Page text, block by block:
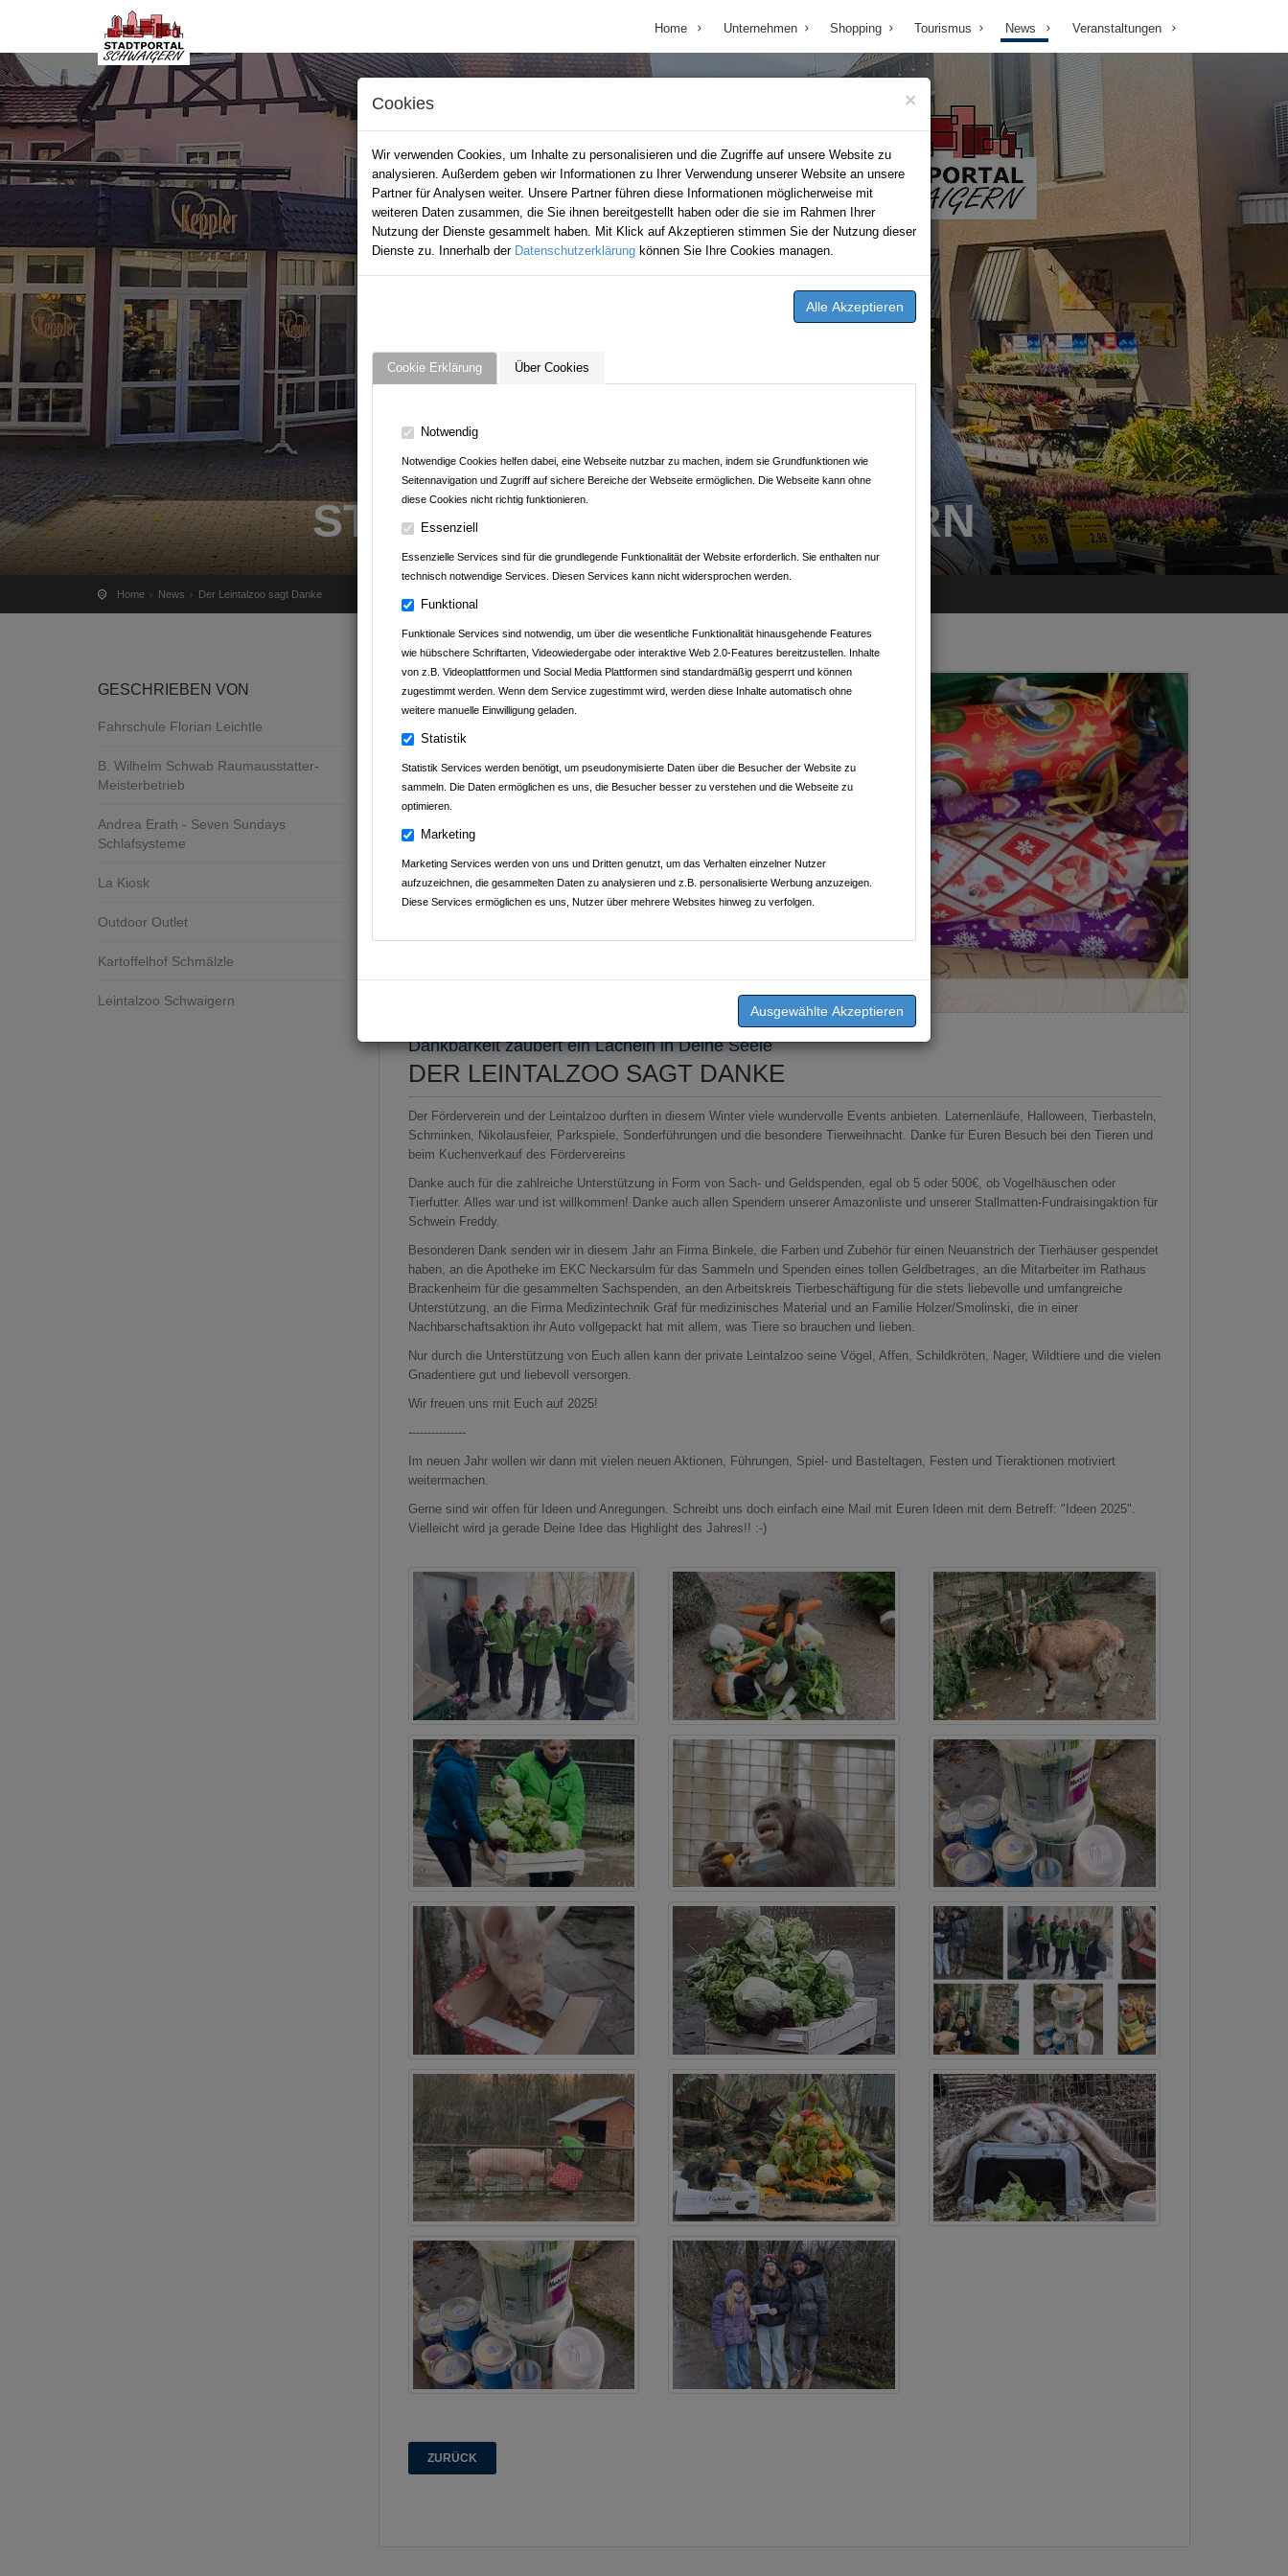
×
Cookies
Wir verwenden Cookies, um Inhalte zu personalisieren und die Zugriffe auf unsere Website zu
analysieren. Außerdem geben wir Informationen zu Ihrer Verwendung unserer Website an unsere
Partner für Analysen weiter. Unsere Partner führen diese Informationen möglicherweise mit
weiteren Daten zusammen, die Sie ihnen bereitgestellt haben oder die sie im Rahmen Ihrer
Nutzung der Dienste gesammelt haben. Mit Klick auf Akzeptieren stimmen Sie der Nutzung dieser
Dienste zu. Innerhalb der Datenschutzerklärung können Sie Ihre Cookies managen.
Cookie Erklärung Über Cookies
Notwendig
Notwendige Cookies helfen dabei, eine Webseite nutzbar zu machen, indem sie Grundfunktionen wie
Seitennavigation und Zugriff auf sichere Bereiche der Webseite ermöglichen. Die Webseite kann ohne
diese Cookies nicht richtig funktionieren.
Essenziell
Essenzielle Services sind für die grundlegende Funktionalität der Website erforderlich. Sie enthalten nur
technisch notwendige Services. Diesen Services kann nicht widersprochen werden.
Funktional
Funktionale Services sind notwendig, um über die wesentliche Funktionalität hinausgehende Features
wie hübschere Schriftarten, Videowiedergabe oder interaktive Web 2.0-Features bereitzustellen. Inhalte
von z.B. Videoplattformen und Social Media Plattformen sind standardmäßig gesperrt und können
zugestimmt werden. Wenn dem Service zugestimmt wird, werden diese Inhalte automatisch ohne
weitere manuelle Einwilligung geladen.
Statistik
Statistik Services werden benötigt, um pseudonymisierte Daten über die Besucher der Website zu
sammeln. Die Daten ermöglichen es uns, die Besucher besser zu verstehen und die Webseite zu
optimieren.
Marketing
Marketing Services werden von uns und Dritten genutzt, um das Verhalten einzelner Nutzer
aufzuzeichnen, die gesammelten Daten zu analysieren und z.B. personalisierte Werbung anzuzeigen.
Diese Services ermöglichen es uns, Nutzer über mehrere Websites hinweg zu verfolgen.
Home Unternehmen Shopping Tourismus News Veranstaltungen
STADTPORTAL SCHWAIGERN
Home News Der Leintalzoo sagt Danke
GESCHRIEBEN VON
Fahrschule Florian Leichtle
B. Wilhelm Schwab Raumausstatter-
Meisterbetrieb
Andrea Erath - Seven Sundays
Schlafsysteme
La Kiosk
Outdoor Outlet
Kartoffelhof Schmälzle
Leintalzoo Schwaigern
Dankbarkeit zaubert ein Lächeln in Deine Seele
DER LEINTALZOO SAGT DANKE
Der Förderverein und der Leintalzoo durften in diesem Winter viele wundervolle Events anbieten. Laternenläufe, Halloween, Tierbasteln,
Schminken, Nikolausfeier, Parkspiele, Sonderführungen und die besondere Tierweihnacht. Danke für Euren Besuch bei den Tieren und
beim Kuchenverkauf des Fördervereins
Danke auch für die zahlreiche Unterstützung in Form von Sach- und Geldspenden, egal ob 5 oder 500€, ob Vogelhäuschen oder
Tierfutter. Alles war und ist willkommen! Danke auch allen Spendern unserer Amazonliste und unserer Stallmatten-Fundraisingaktion für
Schwein Freddy.
Besonderen Dank senden wir in diesem Jahr an Firma Binkele, die Farben und Zubehör für einen Neuanstrich der Tierhäuser gespendet
haben, an die Apotheke im EKC Neckarsulm für das Sammeln und Spenden eines tollen Geldbetrages, an die Mitarbeiter im Rathaus
Brackenheim für die gesammelten Sachspenden, an den Arbeitskreis Tierbeschäftigung für die stets liebevolle und umfangreiche
Unterstützung, an die Firma Medizintechnik Gräf für medizinisches Material und an Familie Holzer/Smolinski, die in einer
Nachbarschaftsaktion ihr Auto vollgepackt hat mit allem, was Tiere so brauchen und lieben.
Nur durch die Unterstützung von Euch allen kann der private Leintalzoo seine Vögel, Affen, Schildkröten, Nager, Wildtiere und die vielen
Gnadentiere gut und liebevoll versorgen.
Wir freuen uns mit Euch auf 2025!
---------------
Im neuen Jahr wollen wir dann mit vielen neuen Aktionen, Führungen, Spiel- und Basteltagen, Festen und Tieraktionen motiviert
weitermachen.
Gerne sind wir offen für Ideen und Anregungen. Schreibt uns doch einfach eine Mail mit Euren Ideen mit dem Betreff: "Ideen 2025".
Vielleicht wird ja gerade Deine Idee das Highlight des Jahres!! :-)
ZURÜCK